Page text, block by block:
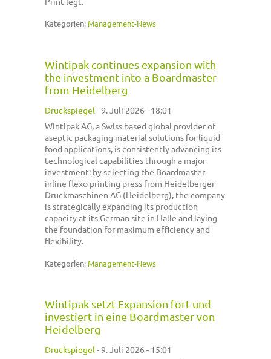
Kategorien:Management-News
Wintipak continues expansion with
the investment into a Boardmaster
from Heidelberg
Druckspiegel -9. Juli 2026 - 18:01
Wintipak AG, a Swiss based global provider of
aseptic packaging material solutions for liquid
food applications, is consistently advancing its
technological capabilities through a major
investment: by selecting the Boardmaster
inline flexo printing press from Heidelberger
Druckmaschinen AG (Heidelberg), the company
is strategically expanding its production
capacity at its German site in Halle and laying
the foundation for maximum efficiency and
flexibility.
Kategorien: Management-News
Wintipak setzt Expansion fort und
investiert in eine Boardmaster von
Heidelberg
Druckspiegel -9. Juli 2026 - 15:01